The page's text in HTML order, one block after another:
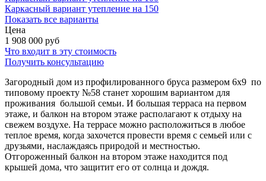
Каркасный вариант утепление на 150
Показать все варианты
Цена
1 908 000 руб
Что входит в эту стоимость
Получить консультацию
Загородный дом из профилированного бруса размером 6х9 по
типовому проекту №58 станет хорошим вариантом для
проживания большой семьи. И большая терраса на первом
этаже, и балкон на втором этаже располагают к отдыху на
свежем воздухе. На террасе можно расположиться в любое
теплое время, когда захочется провести время с семьей или с
друзьями, наслаждаясь природой и местностью.
Отгороженный балкон на втором этаже находится под
крышей дома, что защитит его от солнца и дождя.